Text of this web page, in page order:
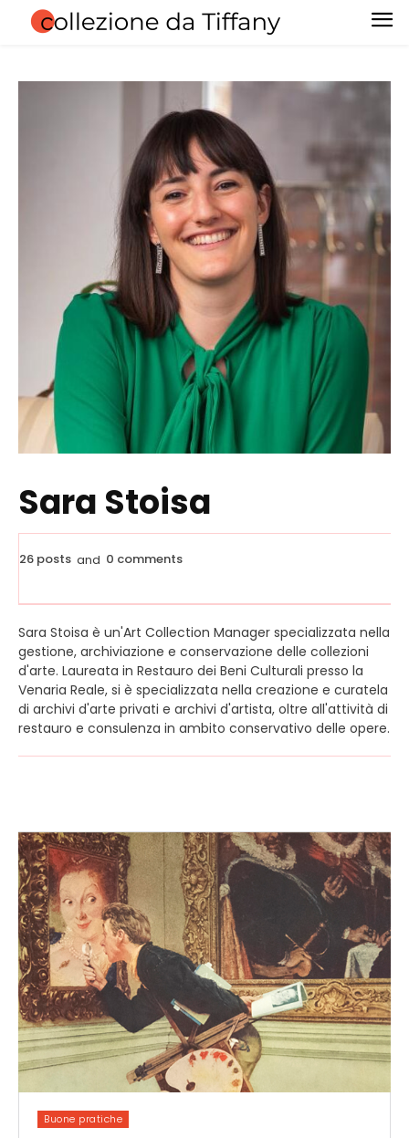
Sara Stoisa
26 posts and 0 comments
Sara Stoisa è un'Art Collection Manager specializzata nella
gestione, archiviazione e conservazione delle collezioni
d'arte. Laureata in Restauro dei Beni Culturali presso la
Venaria Reale, si è specializzata nella creazione e curatela
di archivi d'arte privati e archivi d'artista, oltre all'attività di
restauro e consulenza in ambito conservativo delle opere.
Buone pratiche